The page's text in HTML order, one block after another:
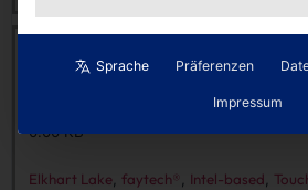
(Small Case)
0.00 KB
Elkhart Lake faytech® Intel-based
Sprache Präferenzen
Impressum